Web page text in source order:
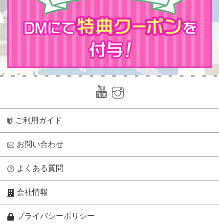
ご利用ガイド
お問い合わせ
よくある質問
会社情報
プライバシーポリシー